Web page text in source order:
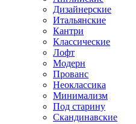
Дизайнерские
Итальянские
Кантри
Классические
Лофт
Модерн
Прованс
Неоклассика
Минимализм
Под старину
Скандинавские